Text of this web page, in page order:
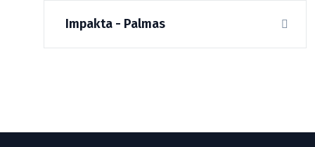
Impakta - Palmas